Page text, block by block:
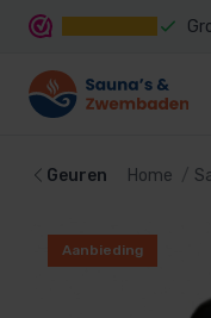
Geuren Home
Aanbieding